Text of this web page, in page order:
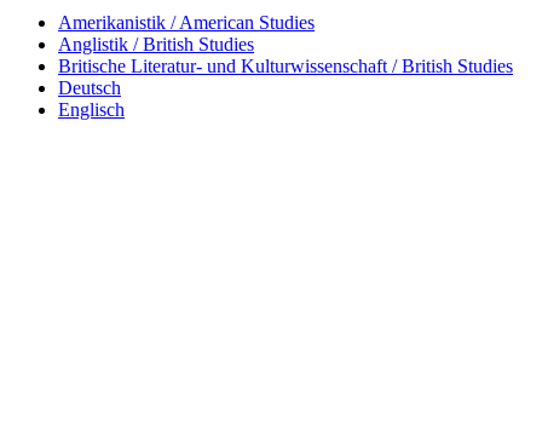
Amerikanistik / American Studies
Anglistik / British Studies
Britische Literatur- und Kulturwissenschaft / British Studies
Deutsch
Englisch